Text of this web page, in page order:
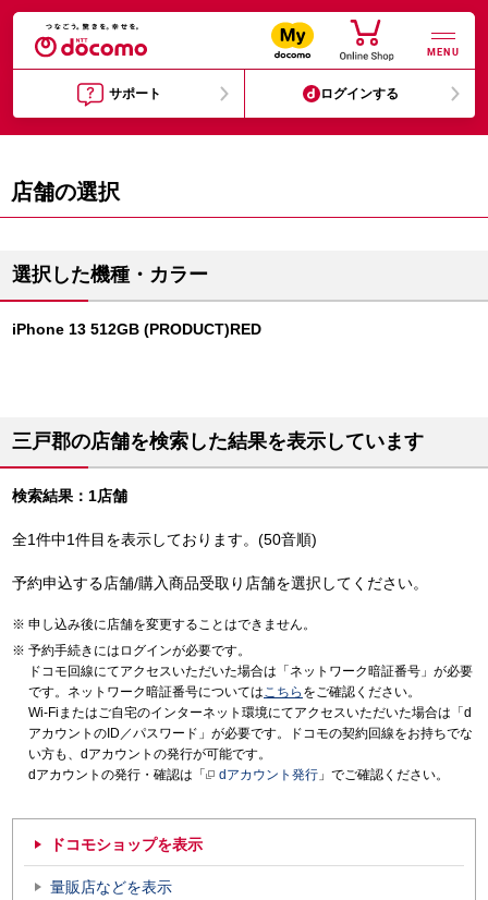
MENU
サポート ログインする
店舗の選択
選択した機種・カラー
iPhone 13 512GB (PRODUCT)RED
三戸郡の店舗を検索した結果を表示しています
検索結果：1店舗
全1件中1件目を表示しております。(50音順)
予約申込する店舗/購入商品受取り店舗を選択してください。
申し込み後に店舗を変更することはできません。
予約手続きにはログインが必要です。
ドコモ回線にてアクセスいただいた場合は「ネットワーク暗証番号」が必要
です。ネットワーク暗証番号についてはこちら をご確認ください。
Wi-Fiまたはご自宅のインターネット環境にてアクセスいただいた場合は「d
アカウントのID／パスワード」が必要です。ドコモの契約回線をお持ちでな
い方も、dアカウントの発行が可能です。
dアカウントの発行・確認は「
dアカウント発行 」でご確認ください。
ドコモショップを表示
量販店などを表示